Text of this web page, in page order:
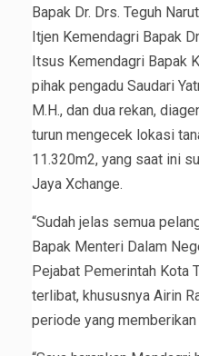
Bapak Dr. Drs. Teguh
Itjen Kemendagri Bapak
Itsus Kemendagri Bapak
pihak pengadu Saudari
M.H., dan dua rekan,
turun mengecek lokasi
11.320m2, yang saat ini
Jaya Xchange.
“Sudah jelas semua
Bapak Menteri Dalam
Pejabat Pemerintah Kota
terlibat, khususnya Airin
periode yang